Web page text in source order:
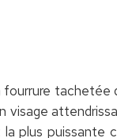
fourrure
visage
plus